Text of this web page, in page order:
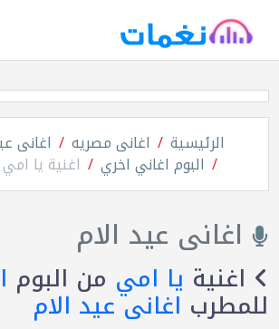
الرئيسية اغانى مصريه اغانى
البوم اغاني اخري اغنية يا امي
اغانى عيد الام
اغنية يا امي من البوم
للمطرب اغانى عيد الام